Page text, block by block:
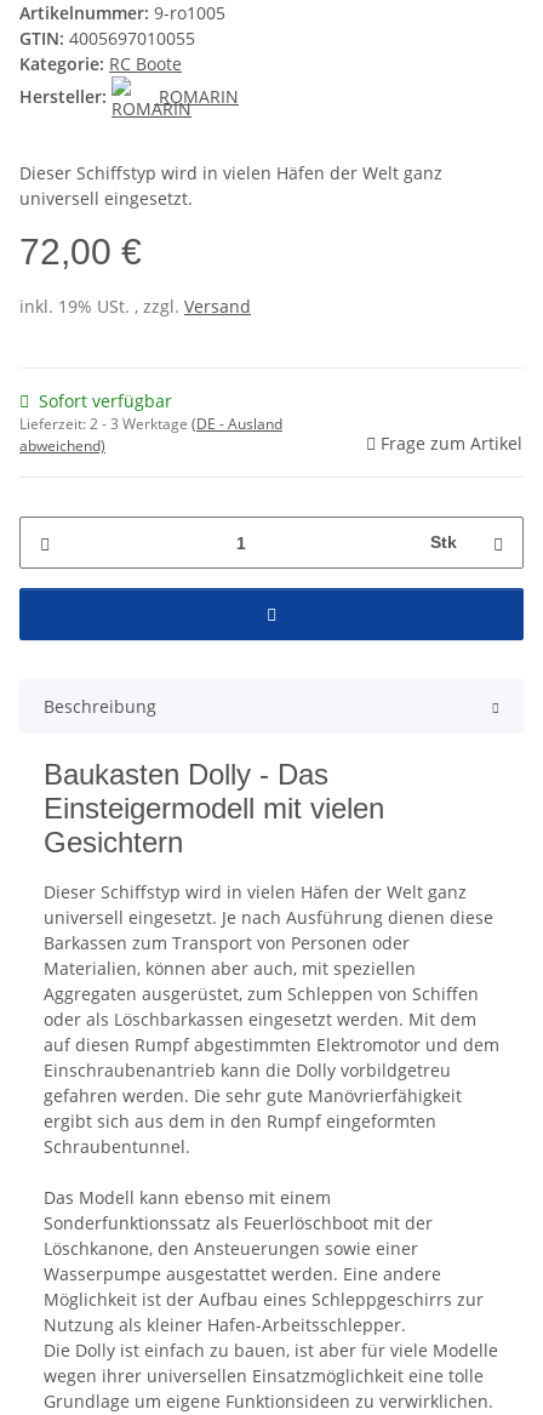
Artikelnummer: 9-ro1005
GTIN: 4005697010055
Kategorie: RC Boote
Hersteller:
ROMARIN
Dieser Schiffstyp wird in vielen Häfen der Welt ganz
universell eingesetzt.
72,00 €
inkl. 19% USt. , zzgl. Versand
Sofort verfügbar
Lieferzeit:2 - 3 Werktage (DE - Ausland
abweichend)
Frage zum Artikel
Stk
Beschreibung
Baukasten Dolly - Das
Einsteigermodell mit vielen
Gesichtern
Dieser Schiffstyp wird in vielen Häfen der Welt ganz
universell eingesetzt. Je nach Ausführung dienen diese
Barkassen zum Transport von Personen oder
Materialien, können aber auch, mit speziellen
Aggregaten ausgerüstet, zum Schleppen von Schiffen
oder als Löschbarkassen eingesetzt werden. Mit dem
auf diesen Rumpf abgestimmten Elektromotor und dem
Einschraubenantrieb kann die Dolly vorbildgetreu
gefahren werden. Die sehr gute Manövrierfähigkeit
ergibt sich aus dem in den Rumpf eingeformten
Schraubentunnel.
Das Modell kann ebenso mit einem
Sonderfunktionssatz als Feuerlöschboot mit der
Löschkanone, den Ansteuerungen sowie einer
Wasserpumpe ausgestattet werden. Eine andere
Möglichkeit ist der Aufbau eines Schleppgeschirrs zur
Nutzung als kleiner Hafen-Arbeitsschlepper.
Die Dolly ist einfach zu bauen, ist aber für viele Modelle
wegen ihrer universellen Einsatzmöglichkeit eine tolle
Grundlage um eigene Funktionsideen zu verwirklichen.